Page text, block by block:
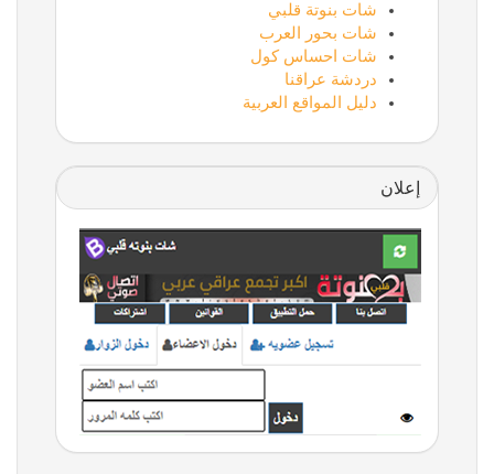
شات بنوتة قلبي
شات بحور العرب
شات احساس كول
دردشة عراقنا
دليل المواقع العربية
إعلان